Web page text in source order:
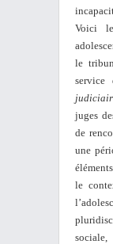
Voici
le
juges
de
une
le